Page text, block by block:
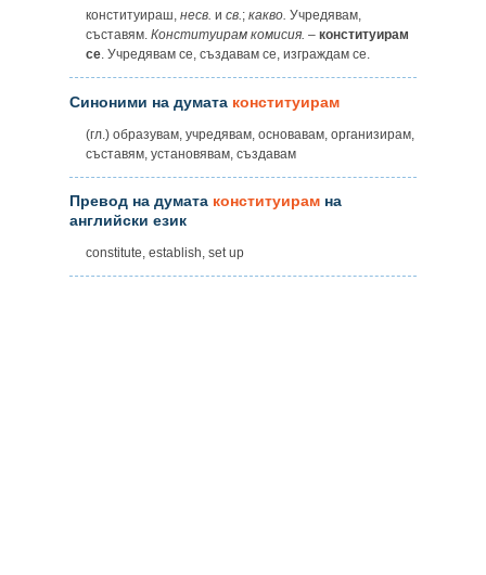
конституираш, несв. и св.; какво. Учредявам,
съставям. Конституирам комисия. – конституирам
се. Учредявам се, създавам се, изграждам се.
Синоними на думата конституирам
(гл.) образувам, учредявам, основавам, организирам,
съставям, установявам, създавам
Превод на думата конституирам на
английски език
constitute, establish, set up